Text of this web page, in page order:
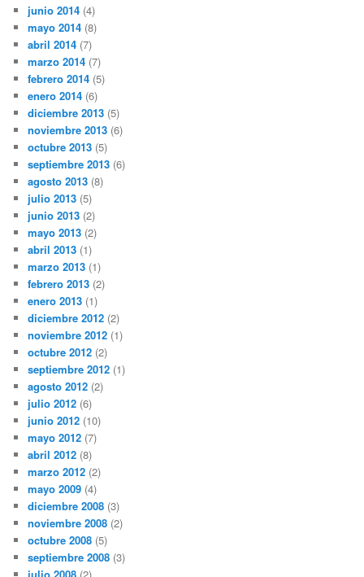
junio 2014 (4)
mayo 2014 (8)
abril 2014 (7)
marzo 2014 (7)
febrero 2014 (5)
enero 2014 (6)
diciembre 2013 (5)
noviembre 2013 (6)
octubre 2013 (5)
septiembre 2013 (6)
agosto 2013 (8)
julio 2013 (5)
junio 2013 (2)
mayo 2013 (2)
abril 2013 (1)
marzo 2013 (1)
febrero 2013 (2)
enero 2013 (1)
diciembre 2012 (2)
noviembre 2012 (1)
octubre 2012 (2)
septiembre 2012 (1)
agosto 2012 (2)
julio 2012 (6)
junio 2012 (10)
mayo 2012 (7)
abril 2012 (8)
marzo 2012 (2)
mayo 2009 (4)
diciembre 2008 (3)
noviembre 2008 (2)
octubre 2008 (5)
septiembre 2008 (3)
julio 2008 (2)